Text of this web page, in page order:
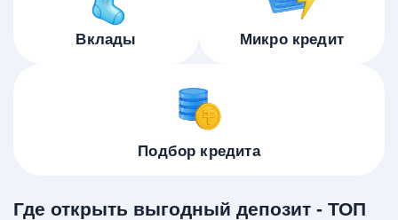
Вклады Микро кредит
Подбор кредита
Где открыть выгодный депозит - ТОП